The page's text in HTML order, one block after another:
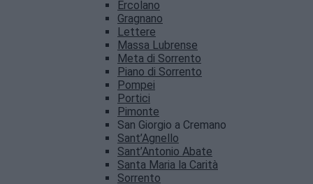
Ercolano
Gragnano
Lettere
Massa Lubrense
Meta di Sorrento
Piano di Sorrento
Pompei
Portici
Pimonte
San Giorgio a Cremano
Sant’Agnello
Sant’Antonio Abate
Santa Maria la Carità
Sorrento